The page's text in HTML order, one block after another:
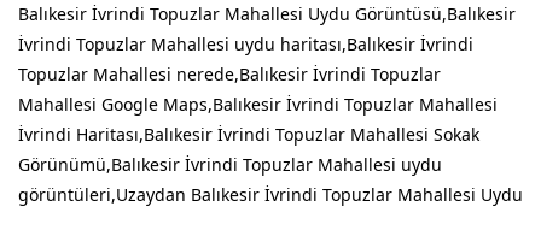
Balıkesir İvrindi Topuzlar Mahallesi Uydu Görüntüsü,Balıkesir
İvrindi Topuzlar Mahallesi uydu haritası,Balıkesir İvrindi
Topuzlar Mahallesi nerede,Balıkesir İvrindi Topuzlar
Mahallesi Google Maps,Balıkesir İvrindi Topuzlar Mahallesi
İvrindi Haritası,Balıkesir İvrindi Topuzlar Mahallesi Sokak
Görünümü,Balıkesir İvrindi Topuzlar Mahallesi uydu
görüntüleri,Uzaydan Balıkesir İvrindi Topuzlar Mahallesi Uydu